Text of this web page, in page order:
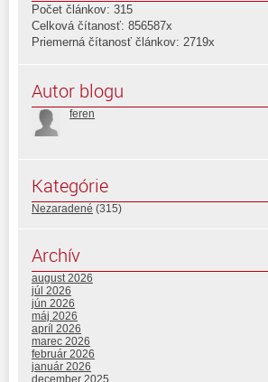
Počet článkov: 315
Celková čítanosť: 856587x
Priemerná čítanosť článkov: 2719x
Autor blogu
feren
Kategórie
Nezaradené (315)
Archív
august 2026
júl 2026
jún 2026
máj 2026
apríl 2026
marec 2026
február 2026
január 2026